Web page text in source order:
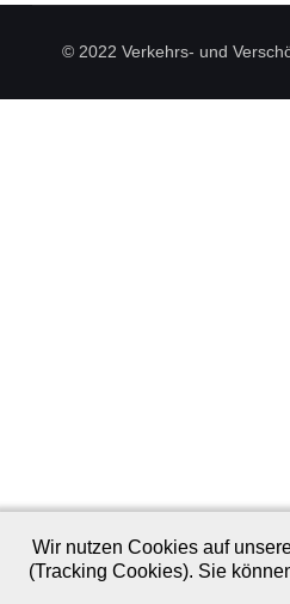
© 2022 Verkehrs- und
Wir nutzen Cookies auf
(Tracking Cookies). Sie